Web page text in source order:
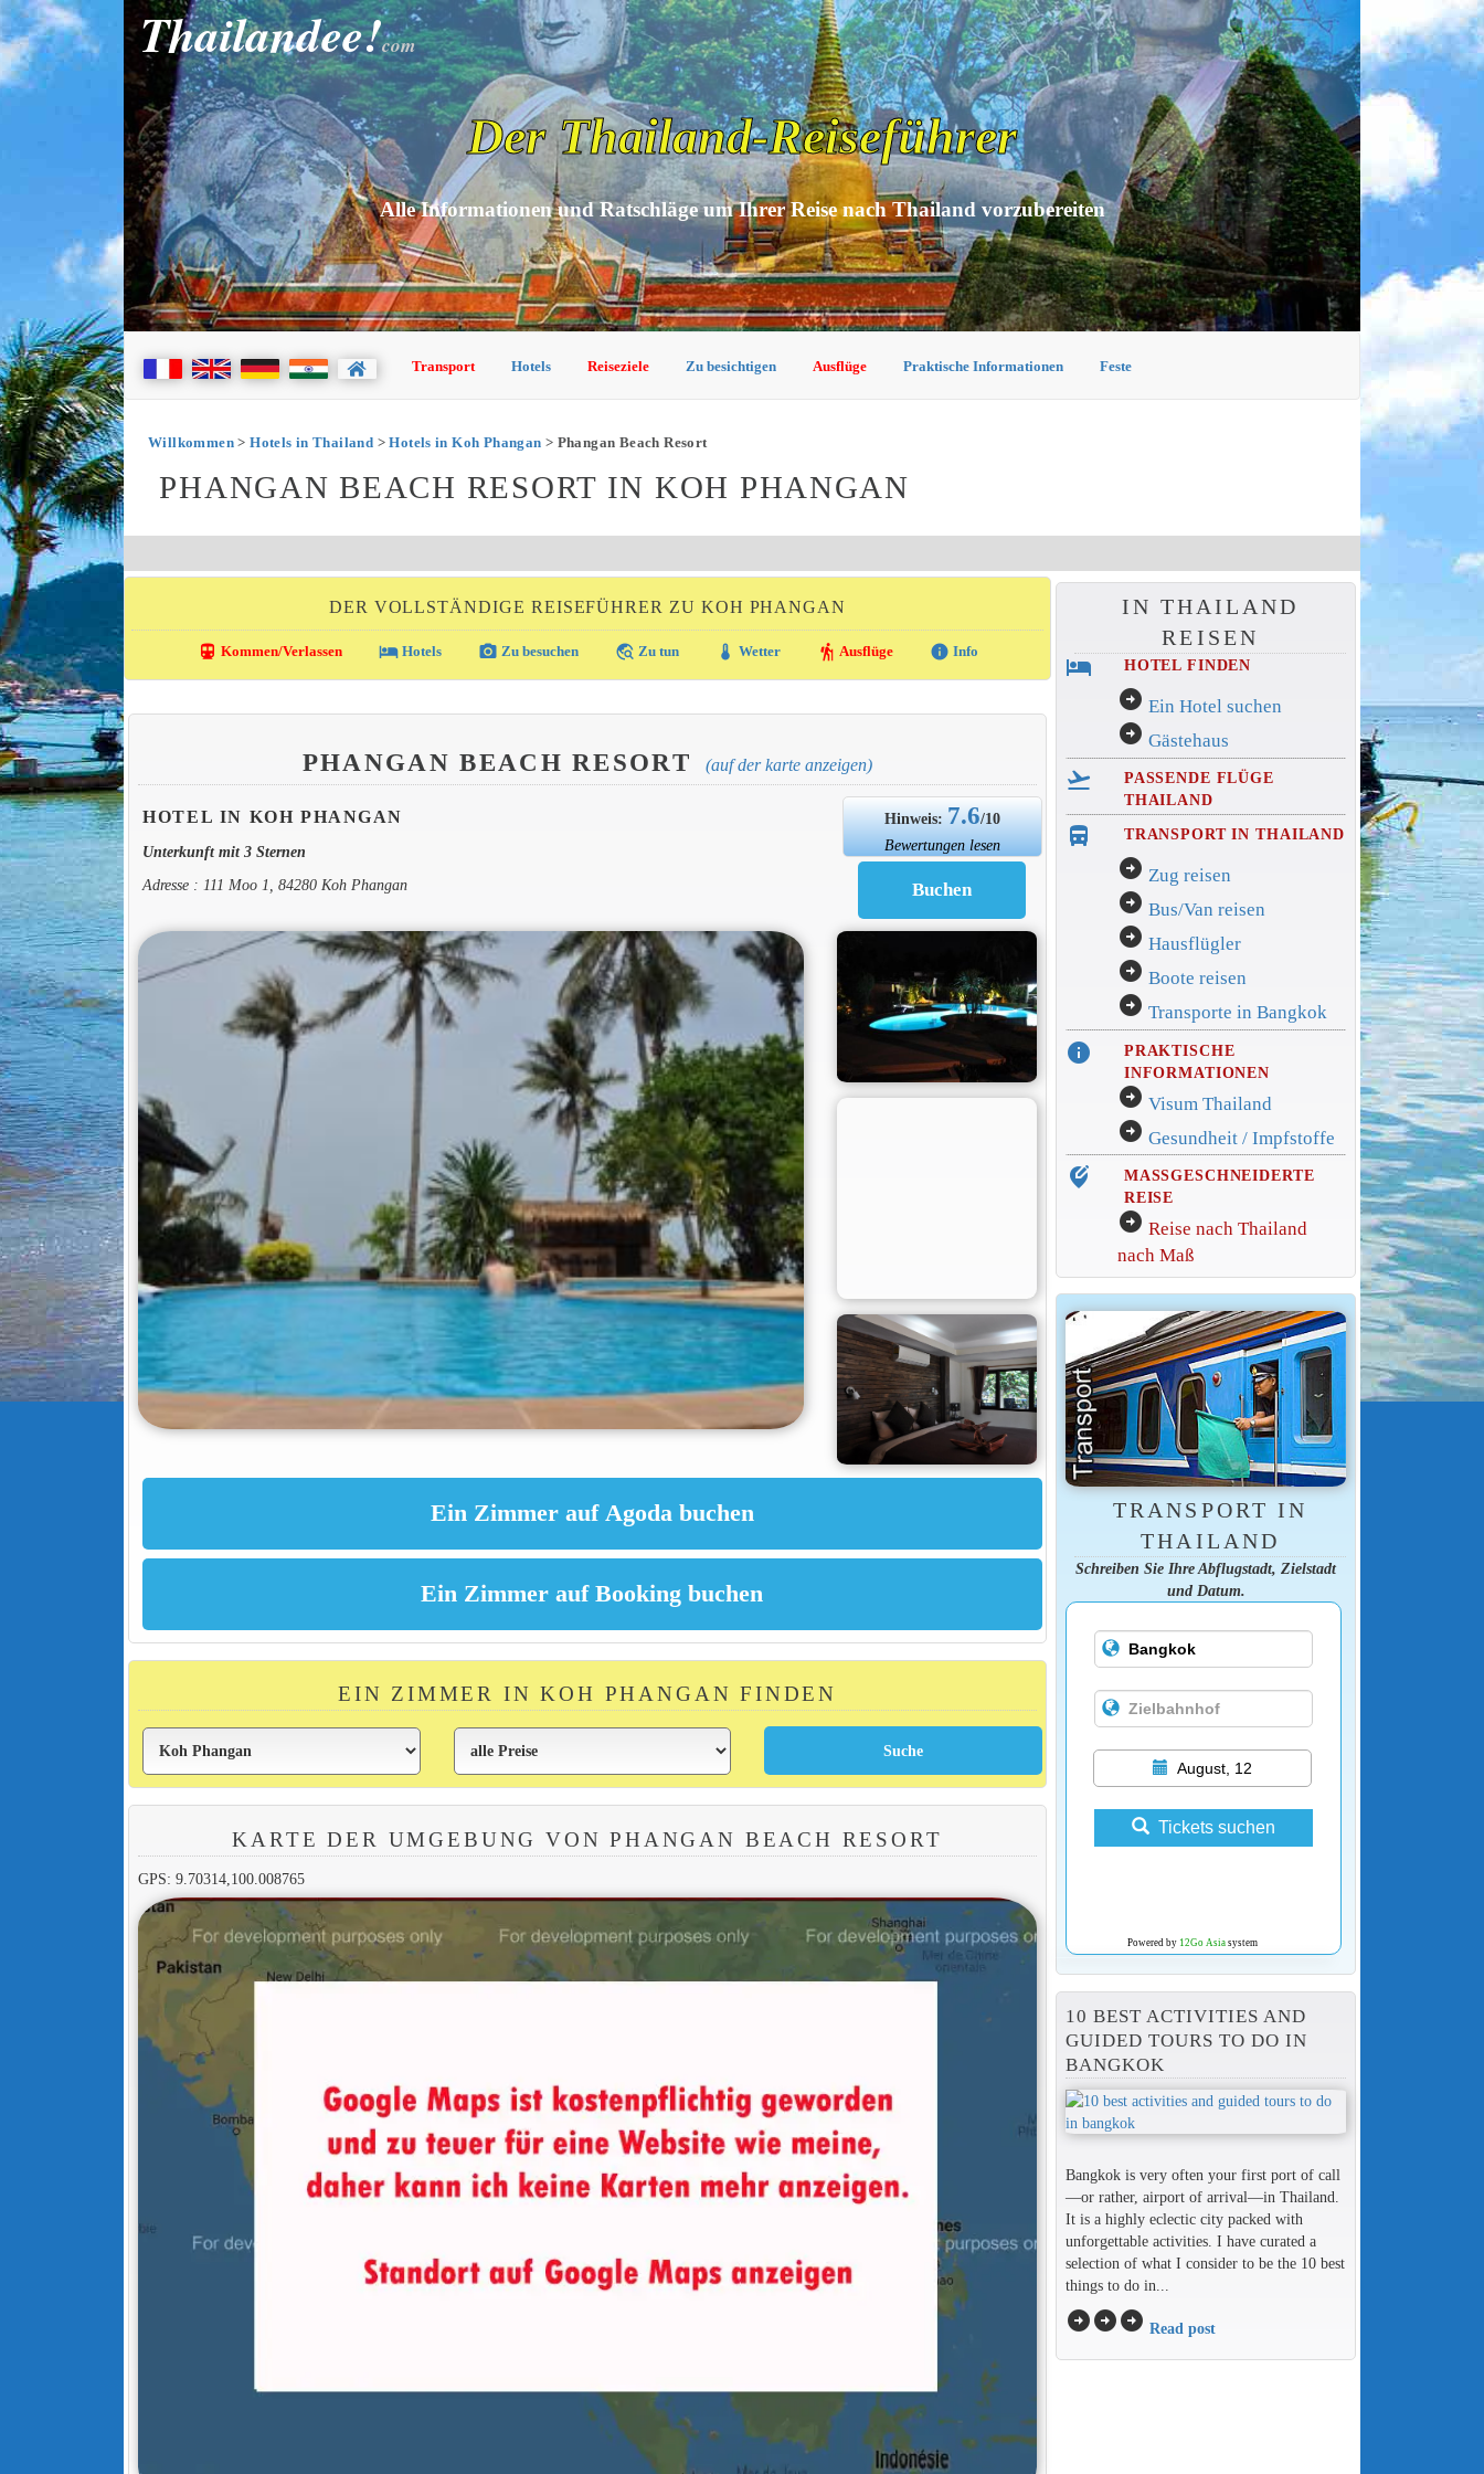
Thailandee!com
Der Thailand-Reiseführer
Alle Informationen und Ratschläge um Ihrer Reise nach Thailand vorzubereiten
Transport Hotels Reiseziele Zu besichtigen Ausflüge Praktische Informationen Feste
Willkommen>Hotels in Thailand >Hotels in Koh Phangan > Phangan Beach Resort
PHANGAN BEACH RESORT IN KOH PHANGAN
DER VOLLSTÄNDIGE REISEFÜHRER ZU KOH PHANGAN
directions_transit Kommen/Verlassen local_hotelHotels photo_camera Zu besuchen travel_explore Zu tun thermostat Wetter hiking Ausflüge info Info
PHANGAN BEACH RESORT (auf der karte anzeigen)
HOTEL IN KOH PHANGAN
Unterkunft mit 3 Sternen
Adresse : 111 Moo 1, 84280 Koh Phangan
Hinweis: 7.6/10
Bewertungen lesen
EIN ZIMMER IN KOH PHANGAN FINDEN
KARTE DER UMGEBUNG VON PHANGAN BEACH RESORT
GPS: 9.70314,100.008765
IN THAILAND
REISEN
hotel HOTEL FINDEN
arrow_circle_right Ein Hotel suchen
arrow_circle_right Gästehaus
flight_takeoff
PASSENDE FLÜGE
THAILAND
directions_bus_filled TRANSPORT IN THAILAND
arrow_circle_right Zug reisen
arrow_circle_right Bus/Van reisen
arrow_circle_right Hausflügler
arrow_circle_right Boote reisen
arrow_circle_right Transporte in Bangkok
info
PRAKTISCHE
INFORMATIONEN
arrow_circle_right Visum Thailand
arrow_circle_right Gesundheit / Impfstoffe
edit_location_alt
MASSGESCHNEIDERTE
REISE
arrow_circle_right Reise nach Thailand
nach Maß
TRANSPORT IN
THAILAND
Schreiben Sie Ihre Abflugstadt, Zielstadt
und Datum.
August, 12
Tickets suchen
Powered by 12Go Asiasystem
10 BEST ACTIVITIES AND
GUIDED TOURS TO DO IN
BANGKOK
Bangkok is very often your first port of call
—or rather, airport of arrival—in Thailand.
It is a highly eclectic city packed with
unforgettable activities. I have curated a
selection of what I consider to be the 10 best
things to do in...
arrow_circle_rightarrow_circle_rightarrow_circle_right Read post